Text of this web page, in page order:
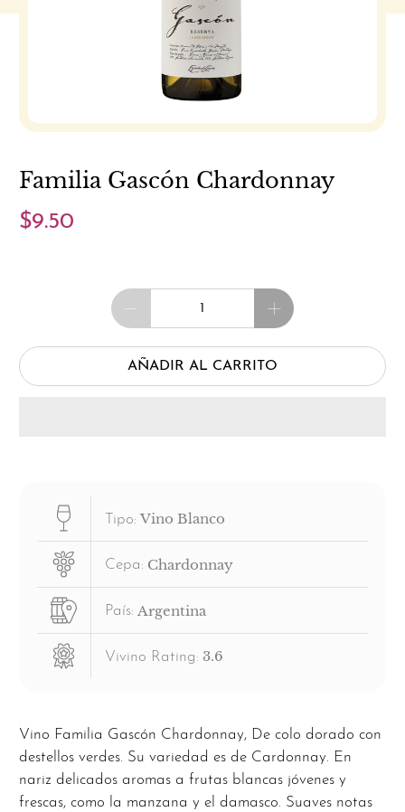
Familia Gascón Chardonnay
$9.50
Cantidad
AÑADIR AL CARRITO
Tipo: Vino Blanco
Cepa: Chardonnay
País: Argentina
Vivino Rating: 3.6
Vino Familia Gascón Chardonnay, De colo dorado con
destellos verdes. Su variedad es de Cardonnay. En
nariz delicados aromas a frutas blancas jóvenes y
frescas, como la manzana y el damasco. Suaves notas